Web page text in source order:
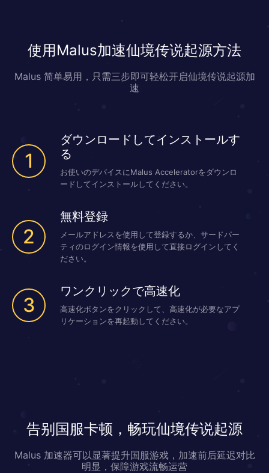
使用Malus加速仙境传说起源方法
Malus 简单易用，只需三步即可轻松开启仙境传说起源加
速
1
ダウンロードしてインストールす
る
お使いのデバイスにMalus Acceleratorをダウンロ
ードしてインストールしてください。
2
無料登録
メールアドレスを使用して登録するか、サードパー
ティのログイン情報を使用して直接ログインしてく
ださい。
3
ワンクリックで高速化
高速化ボタンをクリックして、高速化が必要なアプ
リケーションを再起動してください。
告别国服卡顿，畅玩仙境传说起源
Malus 加速器可以显著提升国服游戏，加速前后延迟对比
明显，保障游戏流畅运营